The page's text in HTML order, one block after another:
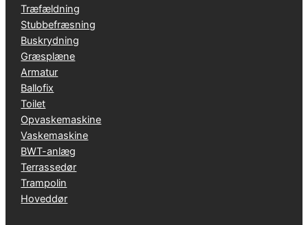
Træfældning
Stubbefræsning
Buskrydning
Græsplæne
Armatur
Ballofix
Toilet
Opvaskemaskine
Vaskemaskine
BWT-anlæg
Terrassedør
Trampolin
Hoveddør